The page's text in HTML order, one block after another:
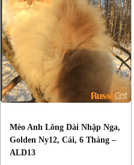
Mèo Anh Lông Dài Nhập Nga,
Golden Ny12, Cái, 6 Tháng –
ALD13